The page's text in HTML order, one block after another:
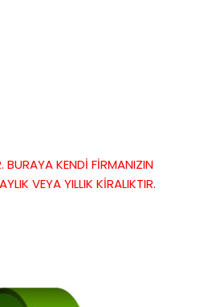
BURAYA KENDİ FİRMANIZIN
VEYA YILLIK KİRALIKTIR.